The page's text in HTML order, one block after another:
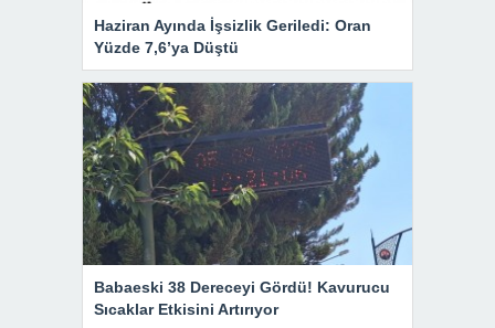
Haziran Ayında İşsizlik Geriledi: Oran
Yüzde 7,6’ya Düştü
Babaeski 38 Dereceyi Gördü! Kavurucu
Sıcaklar Etkisini Artırıyor